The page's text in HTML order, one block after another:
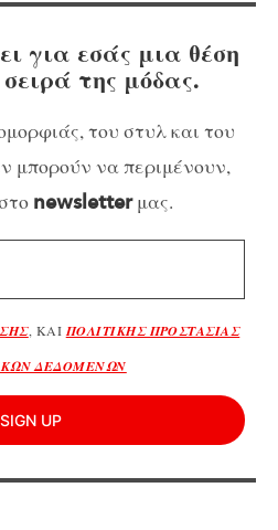
για εσάς μια θέση
της μόδας.
του στυλ και του
μπορούν να περιμένουν,
newsletterμας.
, ΚΑΙ ΠΟΛΙΤΙΚΗΣ ΠΡΟΣΤΑΣΙΑΣ
ΔΕΔΟΜΕΝΩΝ
SIGN UP